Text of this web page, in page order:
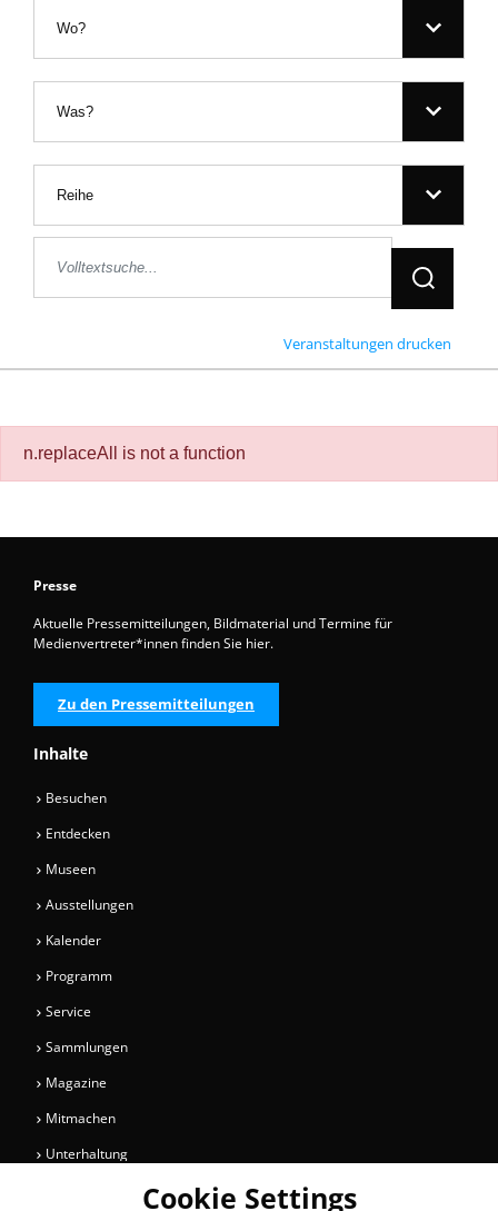
Wo?
Was?
Reihe
Jetzt
Veranstaltungen drucken
n.replaceAll is not a function
Presse
Aktuelle Pressemitteilungen, Bildmaterial und Termine für
Medienvertreter*innen finden Sie hier.
Zu den Pressemitteilungen
Inhalte
Besuchen
Entdecken
Museen
Ausstellungen
Kalender
Programm
Service
Sammlungen
Magazine
Mitmachen
Unterhaltung
Cookie Settings